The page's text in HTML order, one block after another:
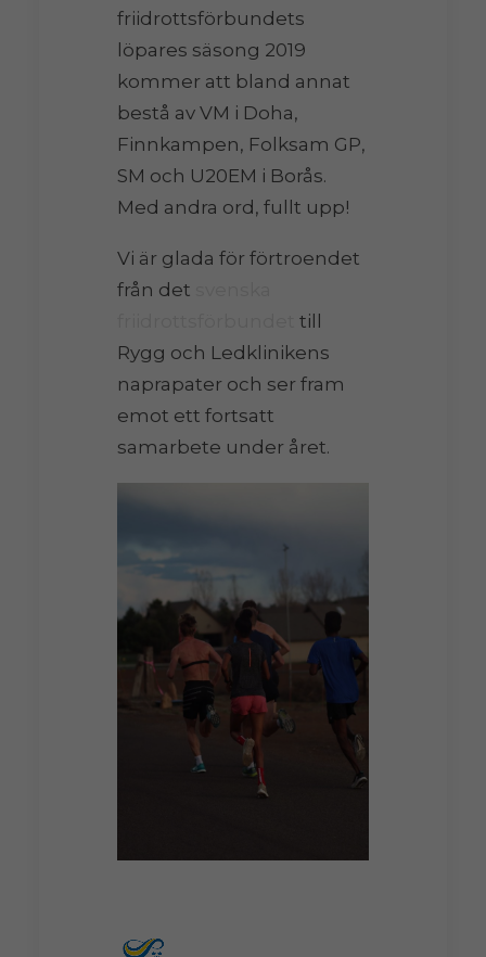
friidrottsförbundets
löpares säsong 2019
kommer att bland annat
bestå av VM i Doha,
Finnkampen, Folksam GP,
SM och U20EM i Borås.
Med andra ord, fullt upp!
Vi är glada för förtroendet
från det
till
Rygg och Ledklinikens
naprapater och ser fram
emot ett fortsatt
samarbete under året.